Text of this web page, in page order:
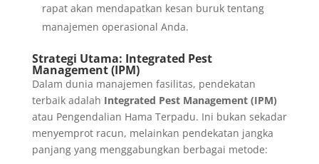
rapat akan mendapatkan kesan buruk tentang
manajemen operasional Anda.
Strategi Utama: Integrated Pest
Management (IPM)
Dalam dunia manajemen fasilitas, pendekatan
terbaik adalah Integrated Pest Management (IPM)
atau Pengendalian Hama Terpadu. Ini bukan sekadar
menyemprot racun, melainkan pendekatan jangka
panjang yang menggabungkan berbagai metode: